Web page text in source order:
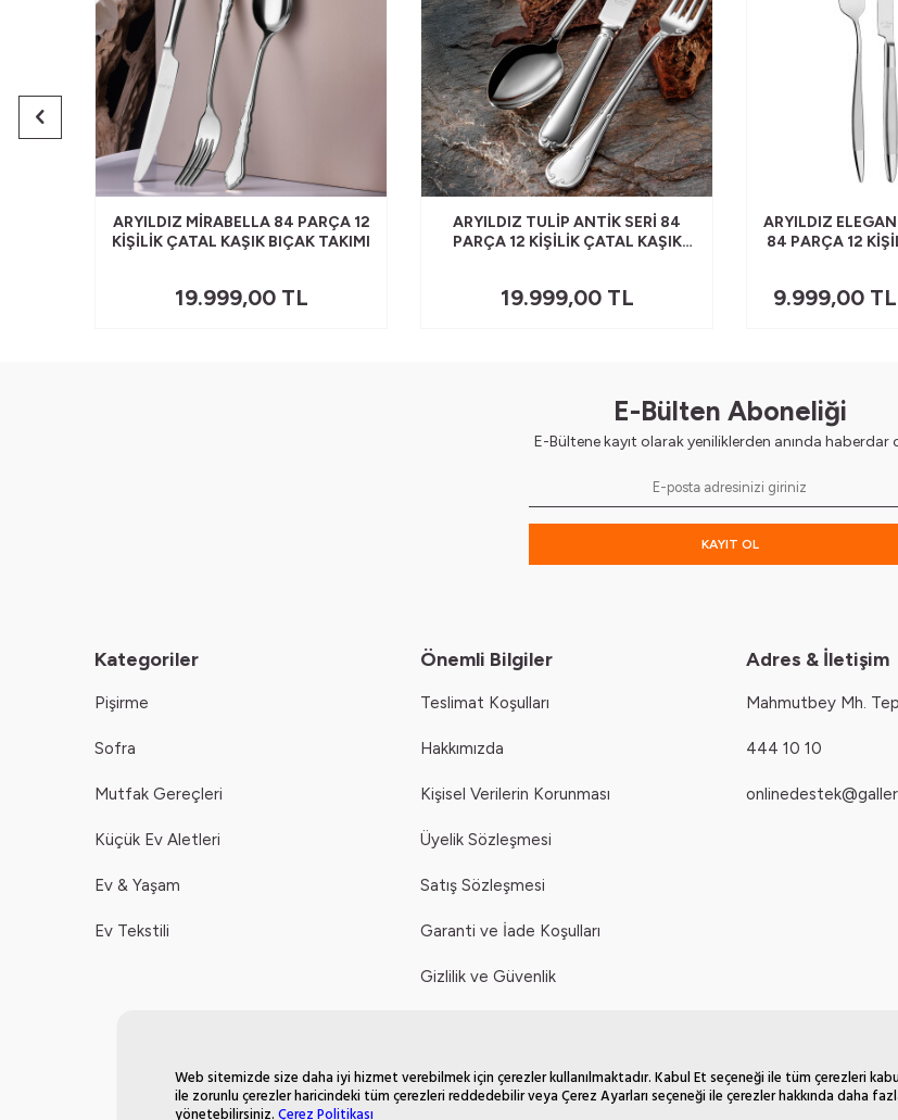
Web sitemizde size daha iyi hizmet verebilmek için çerezler kullanılmaktadır. Kabul Et seçeneği ile tüm çerezleri
ile zorunlu çerezler haricindeki tüm çerezleri reddedebilir veya Çerez Ayarları seçeneği ile çerezler hakkında daha
yönetebilirsiniz.Çerez Politikası
ARYILDIZ MIRABELLA 84 PARÇA 12
KIŞILIK ÇATAL KAŞIK BIÇAK TAKIMI
19.999,00TL
ARYILDIZ TULIP ANTIK SERI 84
PARÇA 12 KIŞILIK ÇATAL KAŞIK
19.999,00TL
ARYILDIZ
84 PARÇA 12
9.999,00TL
E-Bülten Aboneliği
E-Bültene kayıt olarak yeniliklerden anında haberdar
KAYIT OL
Kategoriler
Pişirme
Sofra
Mutfak Gereçleri
Küçük Ev Aletleri
Ev & Yaşam
Ev Tekstili
Önemli Bilgiler
Teslimat Koşulları
Hakkımızda
Kişisel Verilerin Korunması
Üyelik Sözleşmesi
Satış Sözleşmesi
Garanti ve İade Koşulları
Gizlilik ve Güvenlik
Adres & İletişim
Mahmutbey Mh.
444 10 10